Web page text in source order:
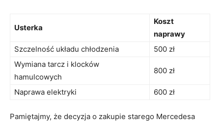
Usterka
Koszt
naprawy
Szczelność układu chłodzenia
500 zł
Wymiana tarcz i klocków⁢
hamulcowych
800 zł
Naprawa elektryki 600 zł
Pamiętajmy, że​ decyzja o​ zakupie starego Mercedesa